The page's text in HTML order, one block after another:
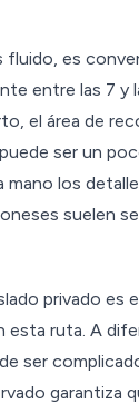
fluido, es
entre las 7 y
el área de
ser un
mano los
suelen
privado es
esta ruta. A
ser
garantiza